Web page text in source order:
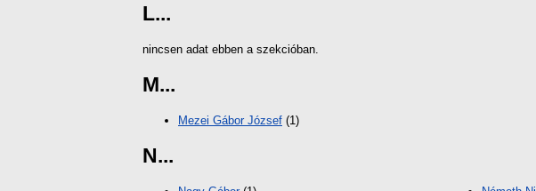
L...
nincsen adat ebben a szekcióban.
M...
Mezei Gábor József (1)
N...